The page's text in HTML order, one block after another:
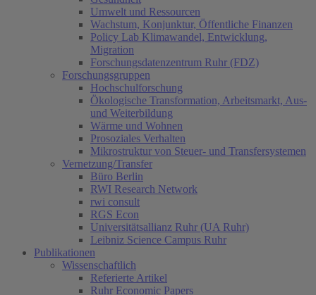
Umwelt und Ressourcen
Wachstum, Konjunktur, Öffentliche Finanzen
Policy Lab Klimawandel, Entwicklung,
Migration
Forschungsdatenzentrum Ruhr (FDZ)
Forschungsgruppen
Hochschulforschung
Ökologische Transformation, Arbeitsmarkt, Aus-
und Weiterbildung
Wärme und Wohnen
Prosoziales Verhalten
Mikrostruktur von Steuer- und Transfersystemen
Vernetzung/Transfer
Büro Berlin
RWI Research Network
rwi consult
RGS Econ
Universitätsallianz Ruhr (UA Ruhr)
Leibniz Science Campus Ruhr
Publikationen
Wissenschaftlich
Referierte Artikel
Ruhr Economic Papers